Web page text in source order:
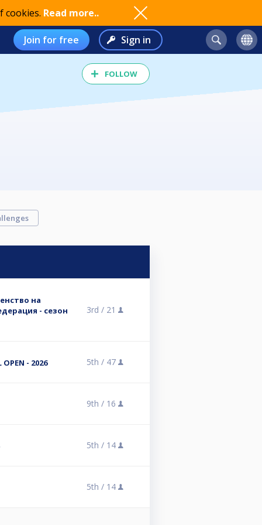
cookies. Read more..
Join for free Sign in
FOLLOW
на
- сезон
3rd / 21
- 2026 5th / 47
9th / 16
5th / 14
5th / 14